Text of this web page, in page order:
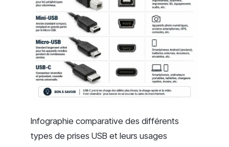
Infographie comparative des différents
types de prises USB et leurs usages